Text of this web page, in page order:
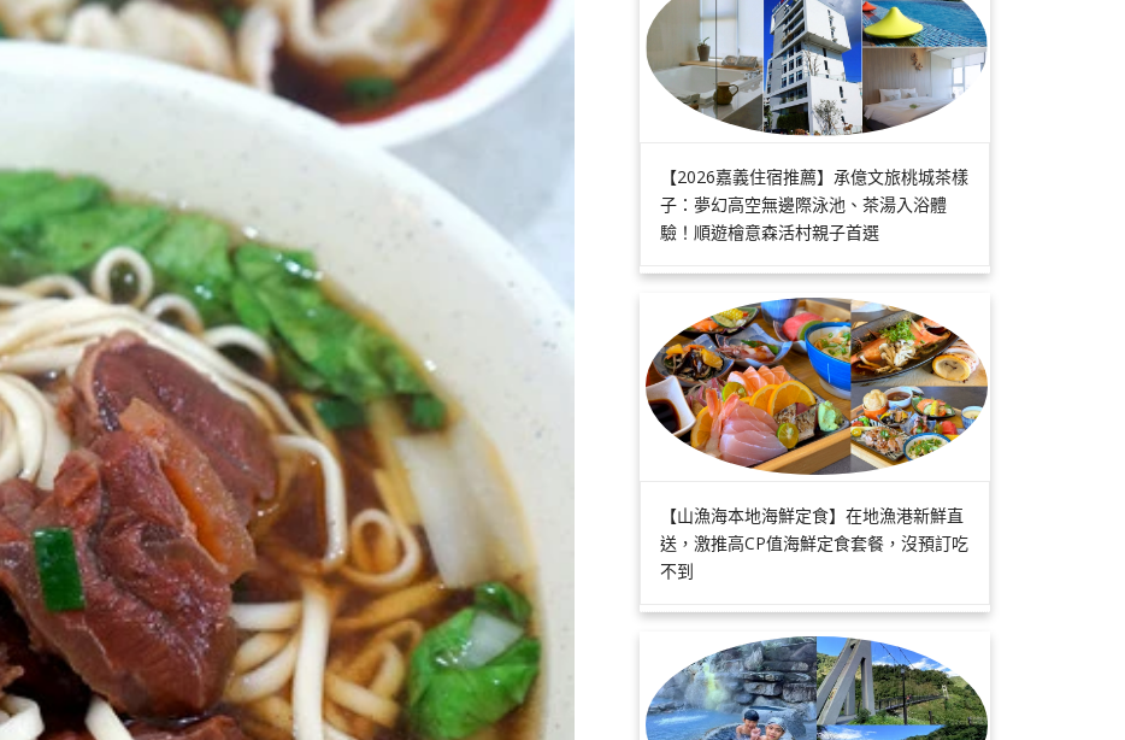
【2026嘉義住宿推薦】承億文旅桃城茶樣
子：夢幻高空無邊際泳池、茶湯入浴體
驗！順遊檜意森活村親子首選
【山漁海本地海鮮定食】在地漁港新鮮直
送，激推高CP值海鮮定食套餐，沒預訂吃
不到